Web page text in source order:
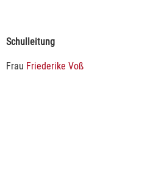
Schulleitung
Frau Friederike Voß